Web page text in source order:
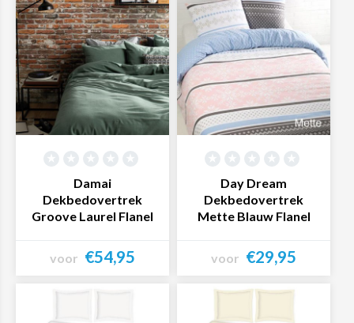
Damai
Dekbedovertrek
Groove Laurel Flanel
voor €54,95
Bekijk product
Day Dream
Dekbedovertrek
Mette Blauw Flanel
voor €29,95
Bekijk product